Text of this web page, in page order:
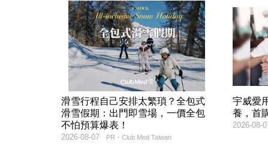
滑雪行程自己安排太繁瑣？全包式
滑雪假期：出門即雪場，一價全包
不怕預算爆表！
PR・Club Med Taiwan
2026-08-07
宇威愛
養，首
2026-08-